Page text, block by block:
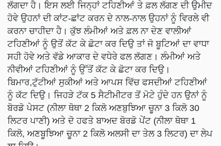
ਲੱਗਦਾ ਹੈ। ਇਸ ਲਈ ਜਿਨ੍ਹਾਂ ਟਹਿਣੀਆਂ ਤੇ ਫ਼ਲ ਲੱਗਣ ਦੀ ਉਮੀਦ
ਹੋਵੇ ਉਹਨਾਂ ਦੀ ਕਾਂਟ-ਛਾਂਟ ਕਰਨ ਦੇ ਨਾਲ-ਨਾਲ ਉਹਨਾਂ ਨੂੰ ਵਿਰਲੇ ਵੀ
ਕਰਨਾ ਚਾਹੀਦਾ ਹੈ। ਕੁੱਝ ਲੰਮੀਆਂ ਅਤੇ ਫ਼ਲ ਨਾ ਦੇਣ ਵਾਲੀਆਂ
ਟਹਿਣੀਆਂ ਨੂੰ ਉਤੋਂ ਕੱਟ ਕੇ ਛੋਟਾ ਕਰ ਦਿਉ ਤਾਂ ਜੋ ਬੂਟਿਆਂ ਦਾ ਵਾਧਾ
ਸਹੀ ਹੋਵੇ ਅਤੇ ਵੱਡੇ ਆਕਾਰ ਦੇ ਵਧੇਰੇ ਫਲ ਲੱਗਣ। ਲੰਮੀਆਂ ਅਤੇ
ਨੀਵੀਆਂ ਟਹਿਣੀਆਂ ਨੂੰ ਉੱਤੋਂ ਕੱਟ ਕੇ ਛੋਟਾ ਕਰ ਦਿਉ।
ਬਿਮਾਰ,ਟੁੱਟੀਆਂ ਸੁਕੀਆਂ ਅਤੇ ਆਪਸ ਵਿੱਚ ਫਸਦੀਆਂ ਟਹਿਣੀਆਂ
ਨੂੰ ਕੱਟ ਦਿਉ। ਜਿਹੜੇ ਟੱਕ 5 ਸੈਟੀਮੀਟਰ ਤੋਂ ਮੋਟੇ ਹੁੰਦੇ ਹਨ ਉਨਾਂ ਨੂੰ
ਬੋਰਡੋ ਪੇਸਟ (ਨੀਲਾ ਥੋਥਾ 2 ਕਿਲੋ ਅਣਬੁਝਿਆ ਚੂਨਾ 3 ਕਿਲੋ 30
ਲਿਟਰ ਪਾਣੀ) ਅਤੇ ਦੋ ਹਫਤੇ ਬਾਅਦ ਬੋਰਡੋ ਪੇਂਟ (ਨੀਲਾ ਥੋਥਾ 1
ਕਿਲੋ, ਅਣਬੂਝਿਆ ਚੂਨਾ 2 ਕਿਲੋ ਅਲਸੀ ਦਾ ਤੇਲ 3 ਲਿਟਰ) ਦਾ ਲੇਪ